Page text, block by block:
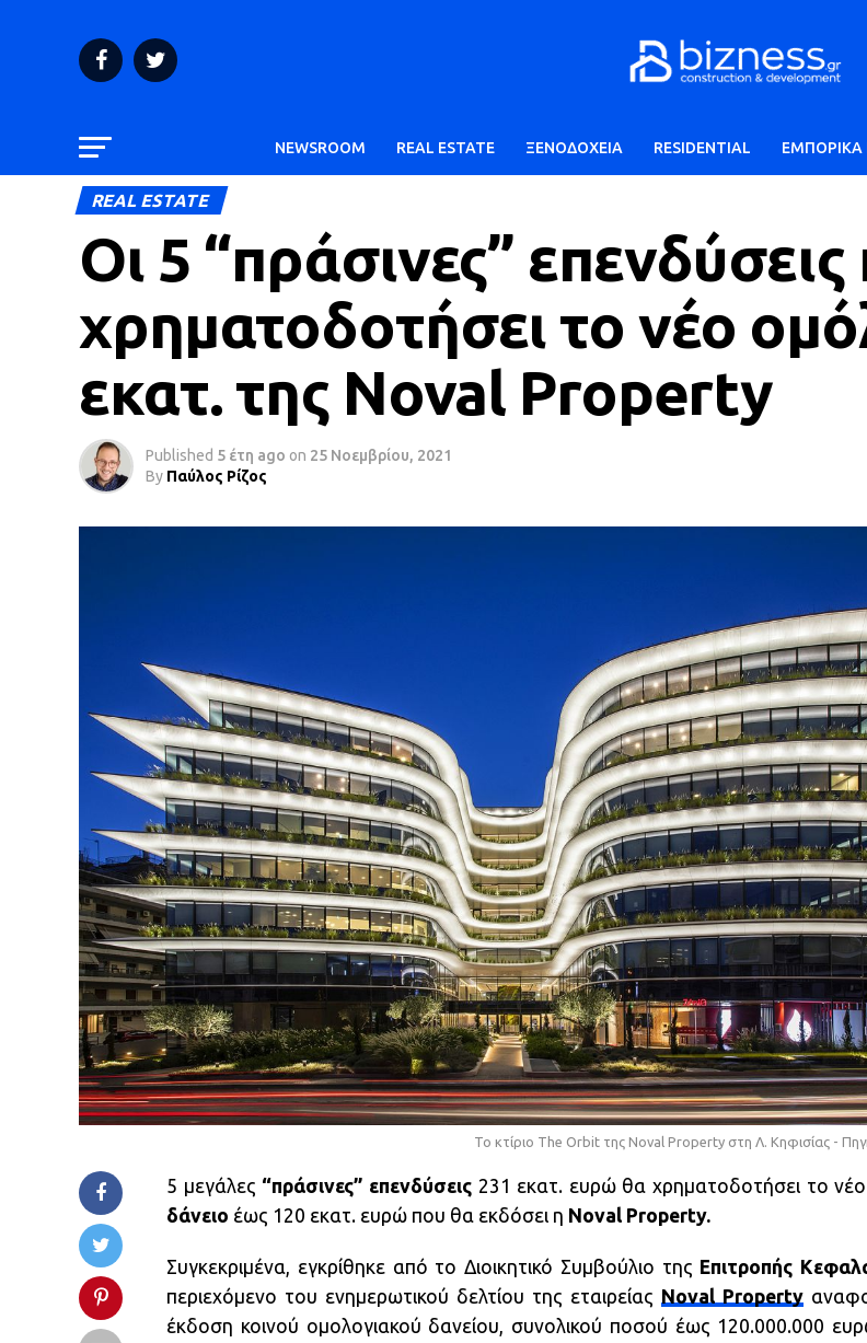
NEWSROOM REAL ESTATE ΞΕΝΟΔΟΧΕΙΑ RESIDENTIAL ΕΜΠΟΡΙΚΑ
REAL ESTATE
Οι 5 “πράσινες”
χρηματοδοτήσει το νέο
εκατ. της Noval Property
Published 5 έτη ago on 25 Νοεμβρίου, 2021
By Παύλος Ρίζος
Το κτίριο The Orbit της Noval Property στη Λ. Κηφισίας -
5 μεγάλες “πράσινες” επενδύσεις231 εκατ. ευρώ θα χρηματοδοτήσει το νέο
δάνειο έως 120 εκατ. ευρώ που θα εκδόσει η Noval Property.
Συγκεκριμένα, εγκρίθηκε από το Διοικητικό Συμβούλιο της Επιτροπής
περιεχόμενο του ενημερωτικού δελτίου της εταιρείας Noval Property
έκδοση κοινού ομολογιακού δανείου, συνολικού ποσού έως 120.000.000